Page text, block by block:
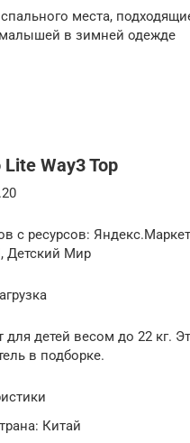
места,
в зимней одежде
Way3 Top
с ресурсов:
Детский Мир
для детей весом до 22 кг.
в подборке.
Китай